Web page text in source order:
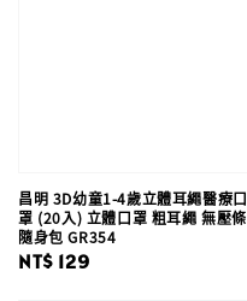
昌明 3D幼童1-4歲立體耳繩醫療口
罩 (20入) 立體口罩 粗耳繩 無壓條
隨身包 GR354
Regular
NT$ 129